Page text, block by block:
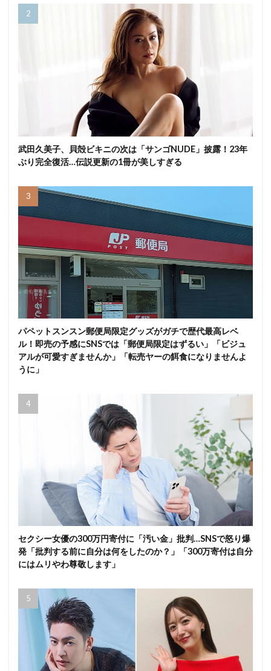
武田久美子、貝殻ビキニの次は「サンゴNUDE」披露！23年
ぶり完全復活…伝説更新の1冊が美しすぎる
パペットスンスン郵便局限定グッズがガチで歴代最高レベ
ル！即売の予感にSNSでは「郵便局限定はずるい」「ビジュ
アルが可愛すぎませんか」「転売ヤーの餌食になりませんよ
うに」
セクシー女優の300万円寄付に「汚い金」批判…SNSで怒り爆
発「批判する前に自分は何をしたのか？」「300万寄付は自分
にはムリやわ尊敬します」